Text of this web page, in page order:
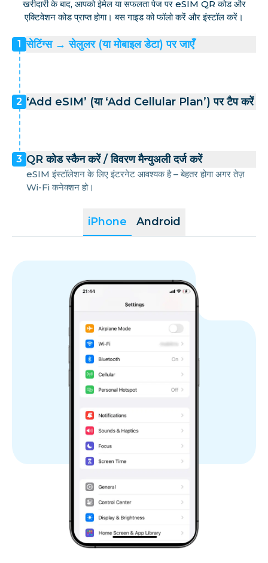
खरीदारी के बाद, आपको ईमेल या सफलता पेज पर eSIM QR कोड और
एक्टिवेशन कोड प्राप्त होगा। बस गाइड को फॉलो करें और इंस्टॉल करें।
iPhone Android
1 सेटिंग्स → सेलुलर (या मोबाइल डेटा) पर जाएँ
2 ‘Add eSIM’ (या ‘Add Cellular Plan’) पर टैप करें
3 QR कोड स्कैन करें / विवरण मैन्युअली दर्ज करें
eSIM इंस्टॉलेशन के लिए इंटरनेट आवश्यक है – बेहतर होगा अगर तेज़
Wi-Fi कनेक्शन हो।